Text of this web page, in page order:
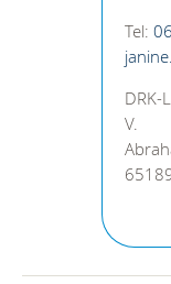
Tel:
DRK-
V.